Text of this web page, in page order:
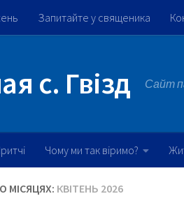
Запитайте у священика
с. Гвізд Сайт
Чому ми так віримо?
МІСЯЦЯХ: КВІТЕНЬ 2026